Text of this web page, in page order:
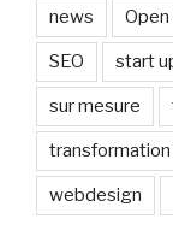
news Open
SEO start
sur mesure
transformation
webdesign